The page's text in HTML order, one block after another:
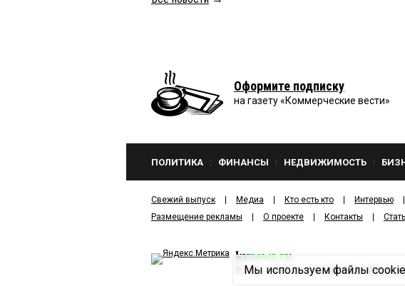
Оформите подписку
на газету «Коммерческие вести»
ПОЛИТИКА ФИНАНСЫ НЕДВИЖИМОСТЬ
Свежий выпуск Медиа Кто есть кто Интервью
Размещение рекламы
О проекте Контакты
kvnews.ru
2001—2026ООО ИЗДАТЕЛЬСКИЙ ДОМ
Мы используем файлы cookie